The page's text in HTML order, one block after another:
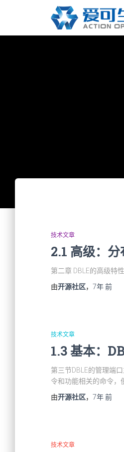
技术文章
2.1 高级：
第二章 DBLE的高级特
由开源社区， 7年前
技术文章
1.3 基本：
第三节DBLE的管理端
令和功能相关的命令，
由开源社区， 7年前
技术文章